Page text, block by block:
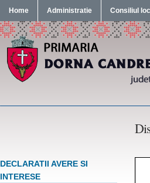
Home Administratie Consiliul
DECLARATII AVERE SI
INTERESE